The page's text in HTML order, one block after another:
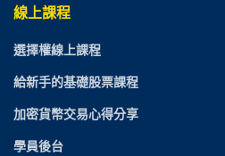
線上課程
選擇權線上課程
給新手的基礎股票課程
加密貨幣交易心得分享
學員後台